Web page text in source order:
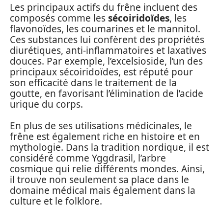
Les principaux actifs du frêne incluent des
composés comme lessécoiridoïdes, les
flavonoïdes, les coumarines et le mannitol.
Ces substances lui confèrent des propriétés
diurétiques, anti-inflammatoires et laxatives
douces. Par exemple, l’excelsioside, l’un des
principaux sécoiridoïdes, est réputé pour
son efficacité dans le traitement de la
goutte, en favorisant l’élimination de l’acide
urique du corps.
En plus de ses utilisations médicinales, le
frêne est également riche en histoire et en
mythologie. Dans la tradition nordique, il est
considéré comme Yggdrasil, l’arbre
cosmique qui relie différents mondes. Ainsi,
il trouve non seulement sa place dans le
domaine médical mais également dans la
culture et le folklore.